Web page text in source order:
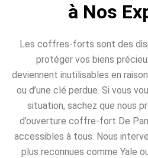
à Nos
Les coffres-forts sont des
protéger vos biens
deviennent inutilisables en
ou d’une clé perdue. Si vous
situation, sachez que nous
d’ouverture coffre-fort De
accessibles à tous. Nous
plus reconnues comme Yale